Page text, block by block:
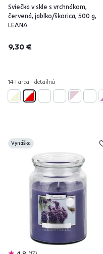
Sviečka v skle s vrchnákom,
červená, jablko/škorica, 500 g,
LEANA
9,30 €
14 Farba - detailná
Vynáška